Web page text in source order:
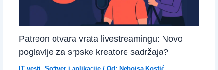
Patreon otvara vrata livestreamingu: Novo
poglavlje za srpske kreatore sadržaja?
IT vesti, Softver i aplikacije/ Od: Nebojsa Kostić